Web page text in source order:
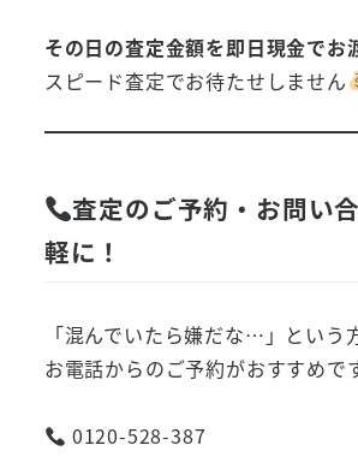
その日の査定金額を即日現金でお
スピード査定でお待たせしません
査定のご予約・お問い
軽に！
「混んでいたら嫌だな…」という
お電話からのご予約がおすすめで
0120-528-387